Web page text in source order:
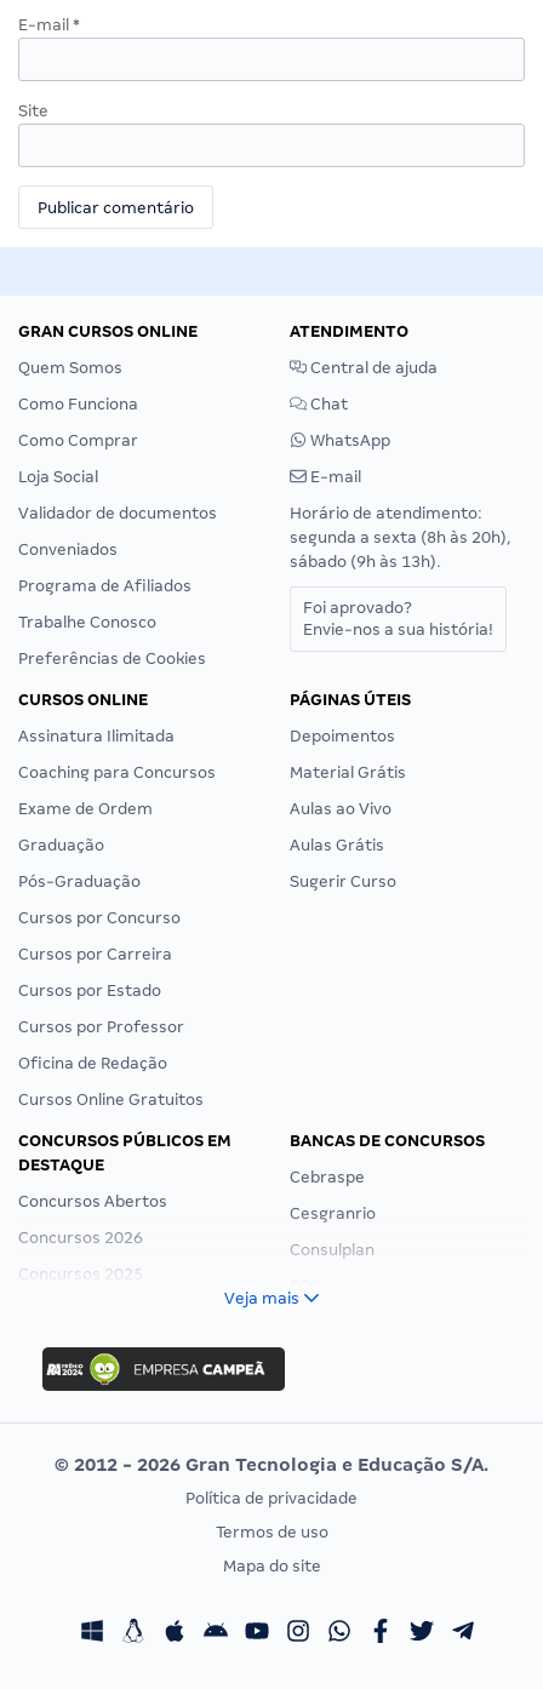
E-mail *
Site
GRAN CURSOS ONLINE
Quem Somos
Como Funciona
Como Comprar
Loja Social
Validador de documentos
Conveniados
Programa de Afiliados
Trabalhe Conosco
Preferências de Cookies
ATENDIMENTO
Central de ajuda
Chat
WhatsApp
E-mail
Horário de atendimento:
segunda a sexta (8h às 20h),
sábado (9h às 13h).
Foi aprovado?
Envie-nos a sua história!
CURSOS ONLINE
Assinatura Ilimitada
Coaching para Concursos
Exame de Ordem
Graduação
Pós-Graduação
Cursos por Concurso
Cursos por Carreira
Cursos por Estado
Cursos por Professor
Oficina de Redação
Cursos Online Gratuitos
PÁGINAS ÚTEIS
Depoimentos
Material Grátis
Aulas ao Vivo
Aulas Grátis
Sugerir Curso
CONCURSOS PÚBLICOS EM
DESTAQUE
Concursos Abertos
Concursos 2026
Concursos 2025
Concurso Ibama
Concurso MPU
Editais publicados
BANCAS DE CONCURSOS
Cebraspe
Cesgranrio
Consulplan
Vunesp
CONCURSOS POR PROFISSÃO
Concursos Fiscais
EXAME DE ORDEM
Calendário OAB
Veja mais
© 2012 - 2026 Gran Tecnologia e Educação S/A.
Política de privacidade
Termos de uso
Mapa do site